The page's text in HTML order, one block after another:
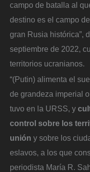
campo de batalla al
destino es el campo
gran Rusia histórica”,
septiembre de 2022,
territorios ucranianos.
“(Putin) alimenta el
de grandeza imperial
tuvo en la URSS, y
control sobre los
unión y sobre los
eslavos, a los que
periodista María R.